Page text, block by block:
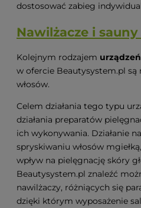
dostosować zabieg
Nawilżacze i
Kolejnym rodzajem
w ofercie Beautysystem.pl są
włosów.
Celem działania tego typu
działania preparatów
ich wykonywania. Działanie
spryskiwaniu włosów
wpływ na pielęgnację skóry
Beautysystem.pl znaleźć
nawilżaczy, różniących się
dzięki którym wyposażenie